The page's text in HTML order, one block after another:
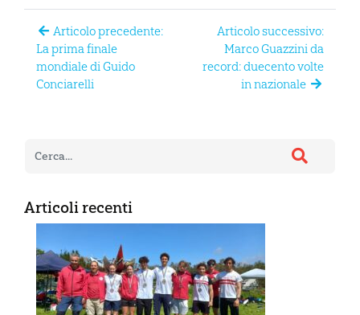
Articolo precedente:
La prima finale
mondiale di Guido
Conciarelli
Articolo successivo:
Marco Guazzini da
record: duecento volte
in nazionale
Articoli recenti